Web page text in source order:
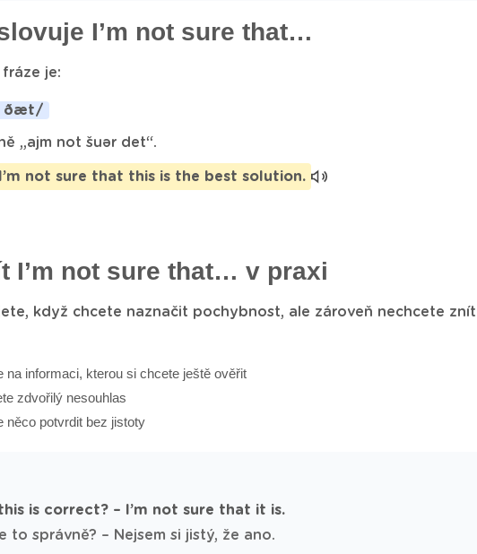
I’m not sure that…
je:
ðæt/
„ajm not šuər det“.
I’m not sure that this is the best solution.
I’m not sure that… v praxi
když chcete naznačit pochybnost, ale zároveň nechcete
na informaci, kterou si chcete ještě ověřit
zdvořilý nesouhlas
něco potvrdit bez jistoty
is correct? – I’m not sure that it is.
to správně? – Nejsem si jistý, že ano.